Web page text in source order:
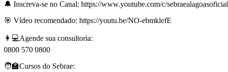
🔔 Inscreva-se no Canal: https://www.youtube.com/c/sebraealagoasoficial
🎯 Vídeo recomendado: https://youtu.be/NO-ebmklefE
👩💻Agende sua consultoria:
0800 570 0800
🧑‍🏫Cursos do Sebrae: